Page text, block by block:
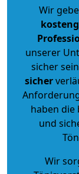
Wir
unserer
sicher
sicher
haben die
und
Wir